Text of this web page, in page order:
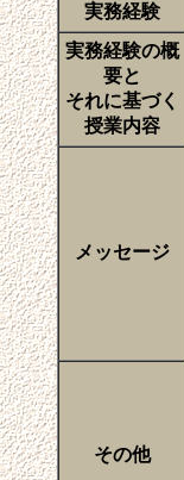
実務経験
実務経験の概
要と
それに基づく
授業内容
メッセージ
その他